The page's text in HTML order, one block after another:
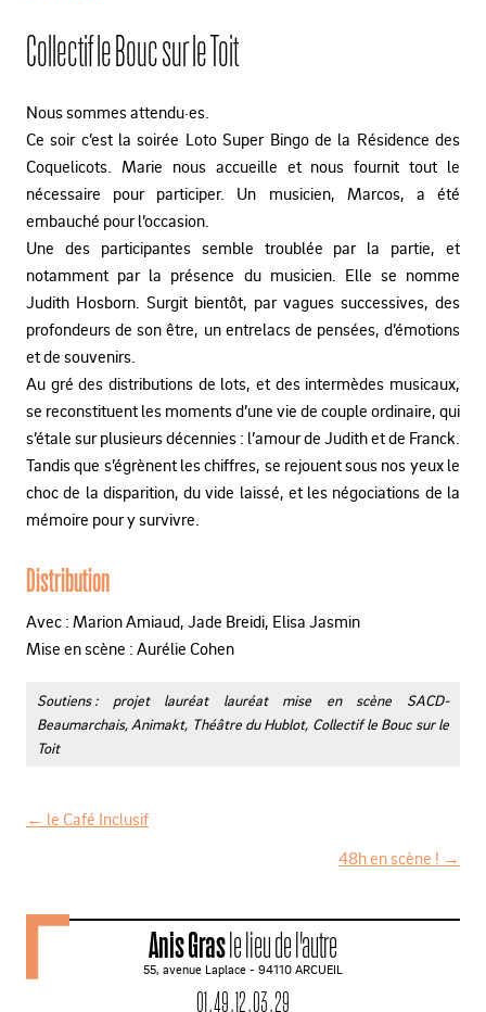
Collectif le Bouc sur le Toit
Nous sommes attendu·es.
Ce soir c’est la soirée Loto Super Bingo de la Résidence des
Coquelicots. Marie nous accueille et nous fournit tout le
nécessaire pour participer. Un musicien, Marcos, a été
embauché pour l’occasion.
Une des participantes semble troublée par la partie, et
notamment par la présence du musicien. Elle se nomme
Judith Hosborn. Surgit bientôt, par vagues successives, des
profondeurs de son être, un entrelacs de pensées, d’émotions
et de souvenirs.
Au gré des distributions de lots, et des intermèdes musicaux,
se reconstituent les moments d’une vie de couple ordinaire, qui
s’étale sur plusieurs décennies : l’amour de Judith et de Franck.
Tandis que s’égrènent les chiffres, se rejouent sous nos yeux le
choc de la disparition, du vide laissé, et les négociations de la
mémoire pour y survivre.
Distribution
Avec : Marion Amiaud, Jade Breidi, Elisa Jasmin
Mise en scène : Aurélie Cohen
Soutiens : projet lauréat lauréat mise en scène SACD-
Beaumarchais, Animakt, Théâtre du Hublot, Collectif le Bouc sur le
Toit
v
g
← le Café Inclusif
48h en scène ! →
Anis Grasle lieu de l'autre
55, avenue Laplace - 94110 ARCUEIL
01 . 49 . 12 . 03 . 29